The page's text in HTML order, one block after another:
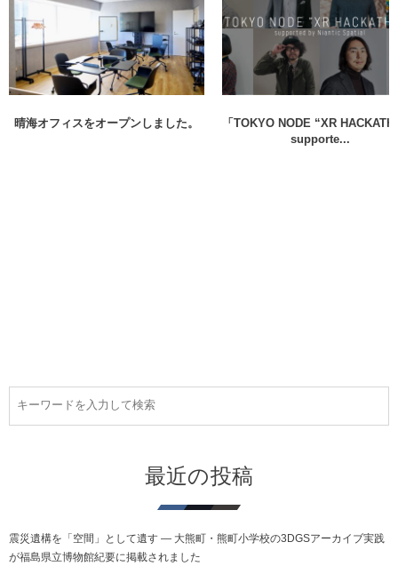
晴海オフィスをオープンしました。
「TOKYO NODE “XR
supporte...
最近の投稿
震災遺構を「空間」として遺す ― 大熊町・熊町小学校の3DGSアーカイブ実践
が福島県立博物館紀要に掲載されました